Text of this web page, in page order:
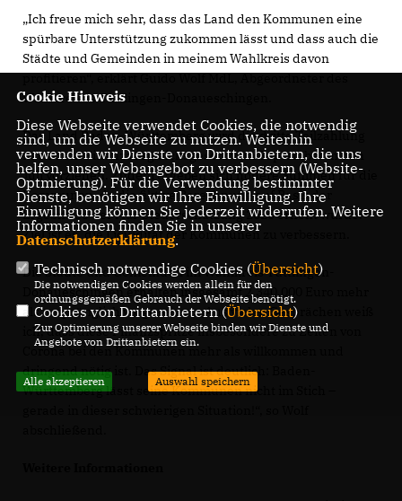
Ich freue mich sehr, dass das Land den Kommunen eine
spürbare Unterstützung zukommen lässt und dass auch die
Städte und Gemeinden in meinem Wahlkreis davon
profitieren“, erklärt Guido Wolf MdL, Abgeordneter des
Wahlkreises Tuttlingen-Donaueschingen.
Das Land Baden-Württemberg wird die dritte Teilzahlung
nach dem Finanzausgleichsgesetz vom September in den
Juli vorziehen. Zudem ergeben sich höhere Summen für die
Kommunen, da die fiktive Berechnung auf Basis der
Ergebnisse der Mai-Steuerschätzung 2020 erhöht wurde.
Ziel ist es, die Liquidität der Kommunen zu verbessern.
Die Städte und Gemeinden im Wahlkreis Tuttlingen-
Donaueschingen erhalten insgesamt 2.340.000 Euro mehr
als ursprünglich vorgesehen. „Aus vielen Gesprächen weiß
ich, dass diese Finanzspritze insbesondere zu Zeiten von
Corona bei den Kommunen mehr als willkommen und
dringend nötig ist. Das Signal ist deutlich: Baden-
Württemberg lässt seine Kommunen nicht im Stich –
Cookie Hinweis
Diese Webseite verwendet Cookies, die notwendig
sind, um die Webseite zu nutzen. Weiterhin
verwenden wir Dienste von Drittanbietern, die uns
helfen, unser Webangebot zu verbessern (Website-
Optmierung). Für die Verwendung bestimmter
Dienste, benötigen wir Ihre Einwilligung. Ihre
Einwilligung können Sie jederzeit widerrufen. Weitere
Informationen finden Sie in unserer
Datenschutzerklärung.
Technisch notwendige Cookies (Übersicht)
Die notwendigen Cookies werden allein für den
ordnungsgemäßen Gebrauch der Webseite benötigt.
Cookies von Drittanbietern (Übersicht)
Zur Optimierung unserer Webseite binden wir Dienste und
Angebote von Drittanbietern ein.
Alle akzeptieren Auswahl speichern